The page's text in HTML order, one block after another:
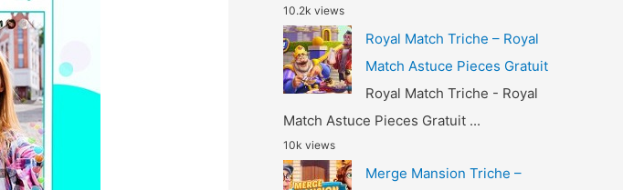
10.2k views
Royal Match Triche – Royal
Match Astuce Pieces Gratuit
Royal Match Triche - Royal
Match Astuce Pieces Gratuit ...
10k views
Merge Mansion Triche –